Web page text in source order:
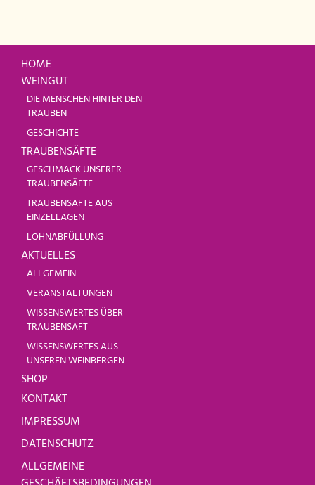
HOME
WEINGUT
DIE MENSCHEN HINTER DEN
TRAUBEN
GESCHICHTE
TRAUBENSÄFTE
GESCHMACK UNSERER
TRAUBENSÄFTE
TRAUBENSÄFTE AUS
EINZELLAGEN
LOHNABFÜLLUNG
AKTUELLES
ALLGEMEIN
VERANSTALTUNGEN
WISSENSWERTES ÜBER
TRAUBENSAFT
WISSENSWERTES AUS
UNSEREN WEINBERGEN
SHOP
KONTAKT
IMPRESSUM
DATENSCHUTZ
ALLGEMEINE